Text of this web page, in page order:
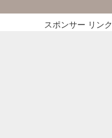
スポンサー リンク